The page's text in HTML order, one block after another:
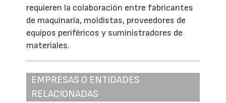
requieren la colaboración entre fabricantes
de maquinaria, moldistas, proveedores de
equipos periféricos y suministradores de
materiales.
EMPRESAS O ENTIDADES
RELACIONADAS